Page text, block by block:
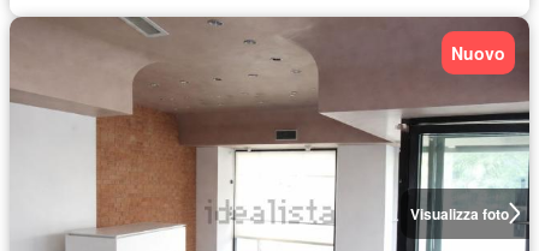
Visualizza foto
Nuovo